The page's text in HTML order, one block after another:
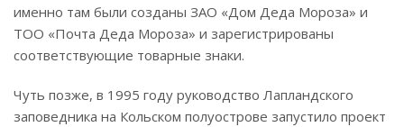
именно там были созданы ЗАО «Дом Деда Мороза» и
ТОО «Почта Деда Мороза» и зарегистрированы
соответствующие товарные знаки.
Чуть позже, в 1995 году руководство Лапландского
заповедника на Кольском полуострове запустило проект